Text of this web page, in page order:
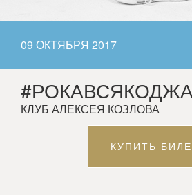
09 ОКТЯБРЯ 2017
КЛУБ АЛЕКСЕЯ КОЗЛОВА
КУПИТЬ